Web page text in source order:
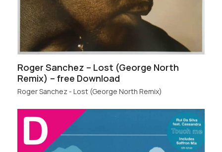
Roger Sanchez – Lost (George North
Remix) – free Download
Roger Sanchez - Lost (George North Remix)